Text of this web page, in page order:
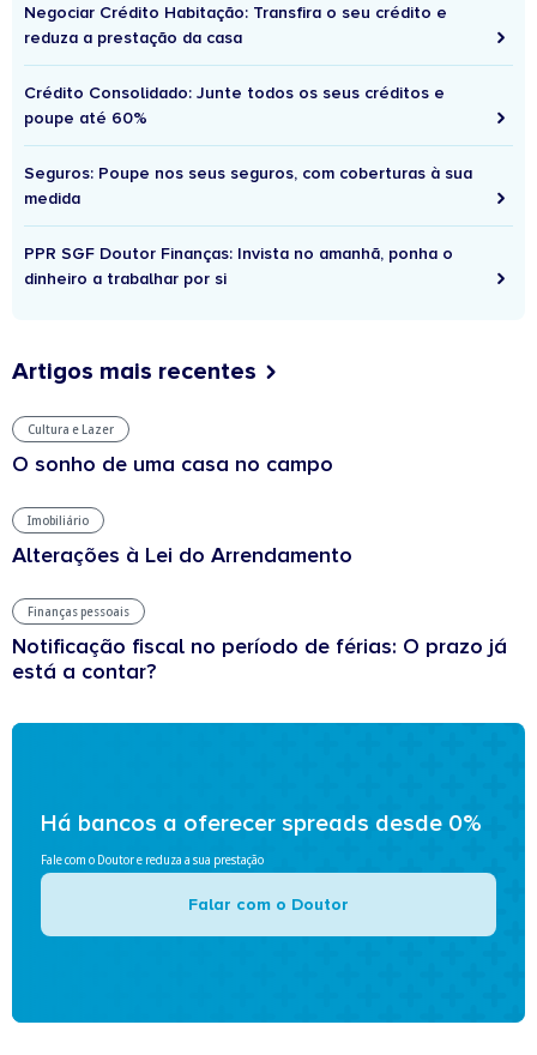
Negociar Crédito Habitação: Transfira o seu crédito e
reduza a prestação da casa
Crédito Consolidado: Junte todos os seus créditos e
poupe até 60%
Seguros: Poupe nos seus seguros, com coberturas à sua
medida
PPR SGF Doutor Finanças: Invista no amanhã, ponha o
dinheiro a trabalhar por si
Artigos mais recentes
Cultura e Lazer
O sonho de uma casa no campo
Imobiliário
Alterações à Lei do Arrendamento
Finanças pessoais
Notificação fiscal no período de férias: O prazo já
está a contar?
Há bancos a oferecer spreads desde 0%
Fale com o Doutor e reduza a sua prestação
Falar com o Doutor